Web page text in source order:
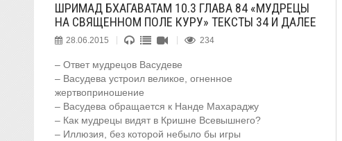
ШРИМАД БХАГАВАТАМ 10.3 ГЛАВА 84 «МУДРЕЦЫ
НА СВЯЩЕННОМ ПОЛЕ КУРУ» ТЕКСТЫ 34 И ДАЛЕЕ
28.06.2015 234
– Ответ мудрецов Васудеве
– Васудева устроил великое, огненное
жертвоприношение
– Васудева обращается к Нанде Махараджу
– Как мудрецы видят в Кришне Всевышнего?
– Иллюзия, без которой небыло бы игры